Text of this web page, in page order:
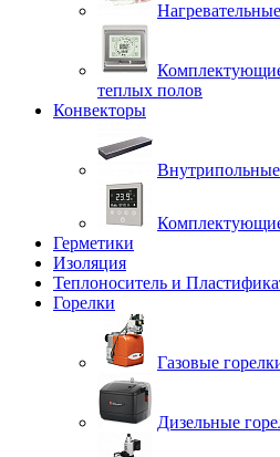
теплых полов
Конвекторы
Герметики
Изоляция
Теплоноситель и
Горелки
Газовые
Дизельные